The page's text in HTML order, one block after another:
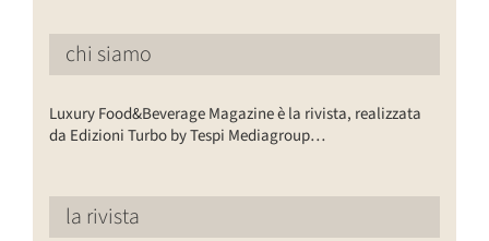
chi siamo
Luxury Food&Beverage Magazine è la rivista, realizzata
da Edizioni Turbo by Tespi Mediagroup…
la rivista